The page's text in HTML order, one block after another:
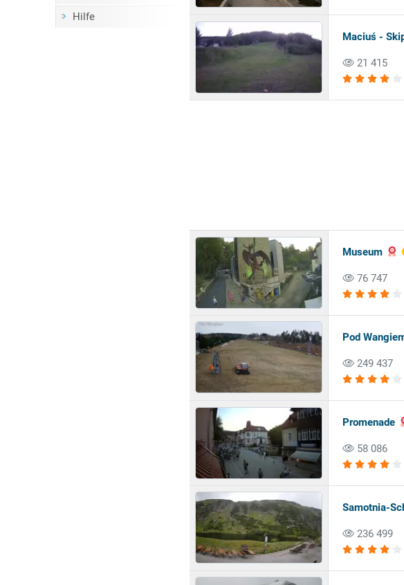
Hilfe
Maciuś -
21 415
Museum
76 747
Pod
249 437
Promenade
58 086
Samotnia-
236 499